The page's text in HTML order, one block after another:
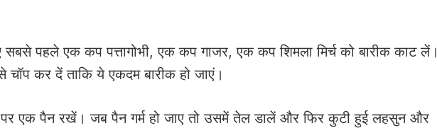
सबसे पहले एक कप पत्तागोभी, एक कप गाजर, एक कप शिमला मिर्च को बारीक काट लें।
कर दें ताकि ये एकदम बारीक हो जाएं।
पैन रखें। जब पैन गर्म हो जाए तो उसमें तेल डालें और फिर कुटी हुई लहसुन और